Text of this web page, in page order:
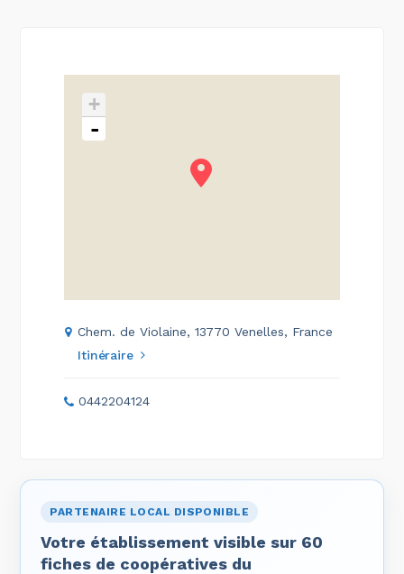
+
-
Chem. de Violaine, 13770 Venelles, France
Itinéraire
0442204124
PARTENAIRE LOCAL DISPONIBLE
Votre établissement visible sur 60
fiches de coopératives du